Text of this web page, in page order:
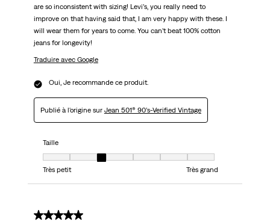
are so inconsistent with sizing! Levi’s, you really need to
improve on that having said that, I am very happy with these. I
will wear them for years to come. You can’t beat 100% cotton
jeans for longevity!
Traduire avec Google
Oui, Je recommande ce produit.
Publié à l'origine sur Jean 501® 90’s-Verified Vintage
Taille
Taille, 3 sur 7, où 1 est égal à Très petit et 7 est égal à Très grand
Très petit
Très grand
5 sur 5 étoiles.